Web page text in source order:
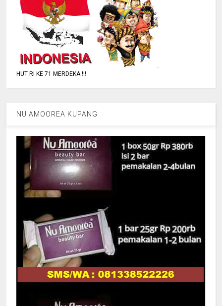
HUT RI KE 71 MERDEKA !!!
NU AMOOREA KUPANG